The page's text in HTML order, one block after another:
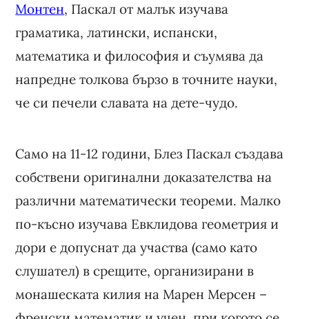
Монтен, Паскал от малък изучава
граматика, латински, испански,
математика и философия и съумява да
напредне толкова бързо в точните науки,
че си печели славата на дете-чудо.
Само на 11-12 години, Блез Паскал създава
собствени оригинални доказателства на
различни математически теореми. Малко
по-късно изучава Евклидова геометрия и
дори е допуснат да участва (само като
слушател) в срещите, организирани в
монашеската килия на Марен Мерсен –